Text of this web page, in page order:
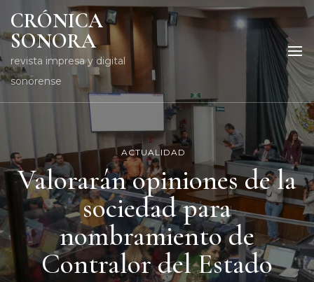
CRÓNICA
SONORA
revista impresa y digital
sonorense
ACTUALIDAD
Valorarán opiniones de la
sociedad para
nombramiento de
Contralor del Estado